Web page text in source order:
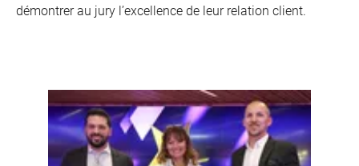
démontrer au jury l’excellence de leur relation client.